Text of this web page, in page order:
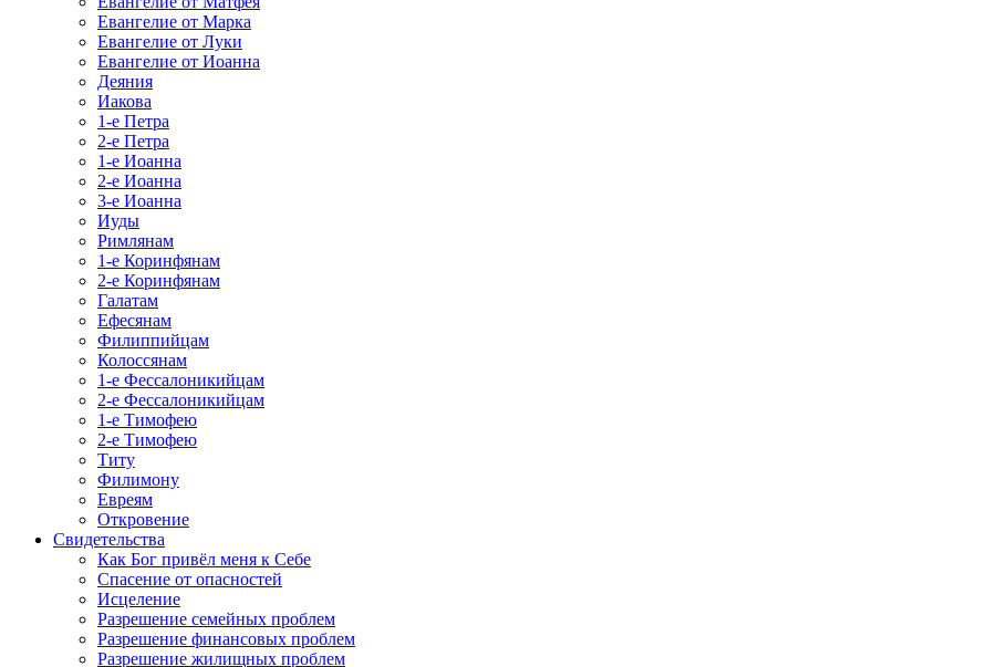
Евангелие от Марка
Евангелие от Луки
Евангелие от Иоанна
Деяния
Иакова
1-е Петра
2-е Петра
1-е Иоанна
2-е Иоанна
3-е Иоанна
Иуды
Римлянам
1-е Коринфянам
2-е Коринфянам
Галатам
Ефесянам
Филиппийцам
Колоссянам
1-е Фессалоникийцам
2-е Фессалоникийцам
1-е Тимофею
2-е Тимофею
Титу
Филимону
Евреям
Откровение
Свидетельства
Как Бог привёл меня к Себе
Спасение от опасностей
Исцеление
Разрешение семейных проблем
Разрешение финансовых проблем
Разрешение жилищных проблем